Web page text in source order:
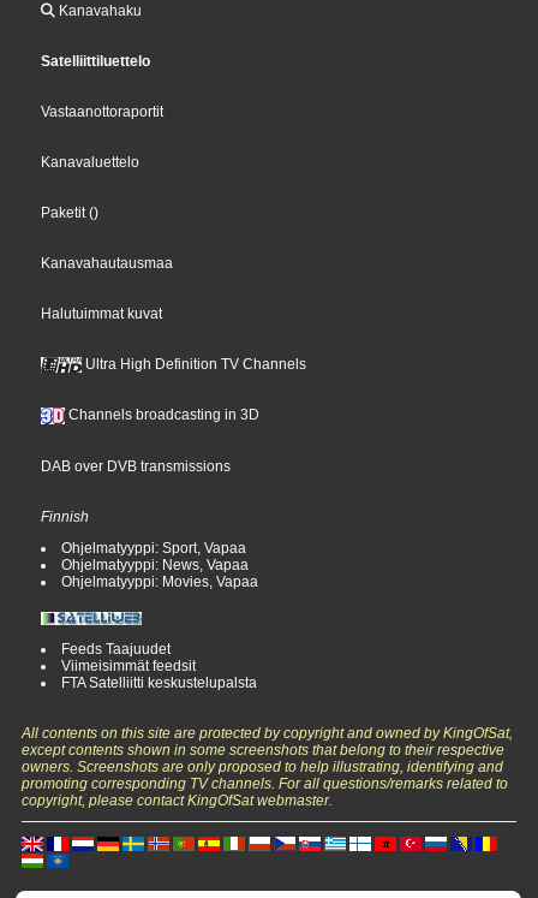
Kanavahaku
Satelliittiluettelo
Vastaanottoraportit
Kanavaluettelo
Paketit ()
Kanavahautausmaa
Halutuimmat kuvat
Ultra High Definition TV Channels
Channels broadcasting in 3D
DAB over DVB transmissions
Finnish
Ohjelmatyyppi: Sport, Vapaa
Ohjelmatyyppi: News, Vapaa
Ohjelmatyyppi: Movies, Vapaa
Feeds Taajuudet
Viimeisimmät feedsit
FTA Satelliitti keskustelupalsta
All contents on this site are protected by copyright and owned by KingOfSat,
except contents shown in some screenshots that belong to their respective
owners. Screenshots are only proposed to help illustrating, identifying and
promoting corresponding TV channels. For all questions/remarks related to
copyright, please contact KingOfSat webmaster.